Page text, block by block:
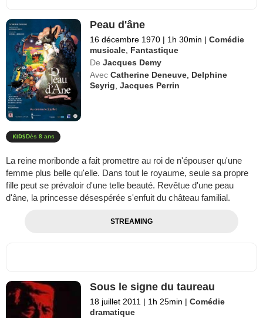
Peau d'âne
16 décembre 1970 | 1h 30min | Comédie
musicale, Fantastique
De Jacques Demy
Avec Catherine Deneuve, Delphine
Seyrig,Jacques Perrin
Dès 8 ans
La reine moribonde a fait promettre au roi de n'épouser qu'une
femme plus belle qu'elle. Dans tout le royaume, seule sa propre
fille peut se prévaloir d'une telle beauté. Revêtue d'une peau
d'âne, la princesse désespérée s'enfuit du château familial.
STREAMING
Sous le signe du taureau
18 juillet 2011 | 1h 25min | Comédie
dramatique